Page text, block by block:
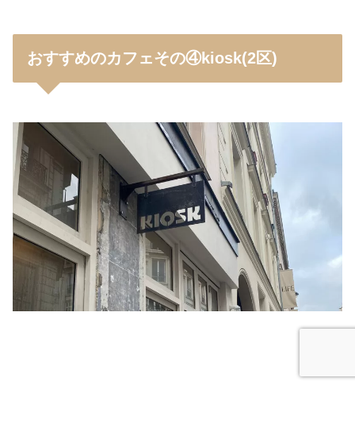
おすすめのカフェその④kiosk(2区)